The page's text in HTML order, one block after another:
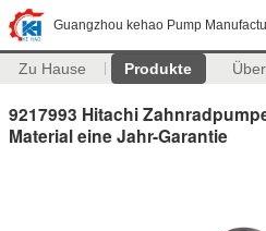
Guangzhou kehao Pump
Zu Hause Produkte
9217993 Hitachi
Material eine Jahr-Garantie